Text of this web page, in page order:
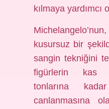
kılmaya yardımcı
kusursuz bir
sangin tekniğini
figürlerin kas
tonlarına
canlanmasına